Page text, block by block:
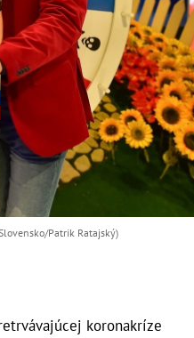
Patrik Ratajský)
koronakríze